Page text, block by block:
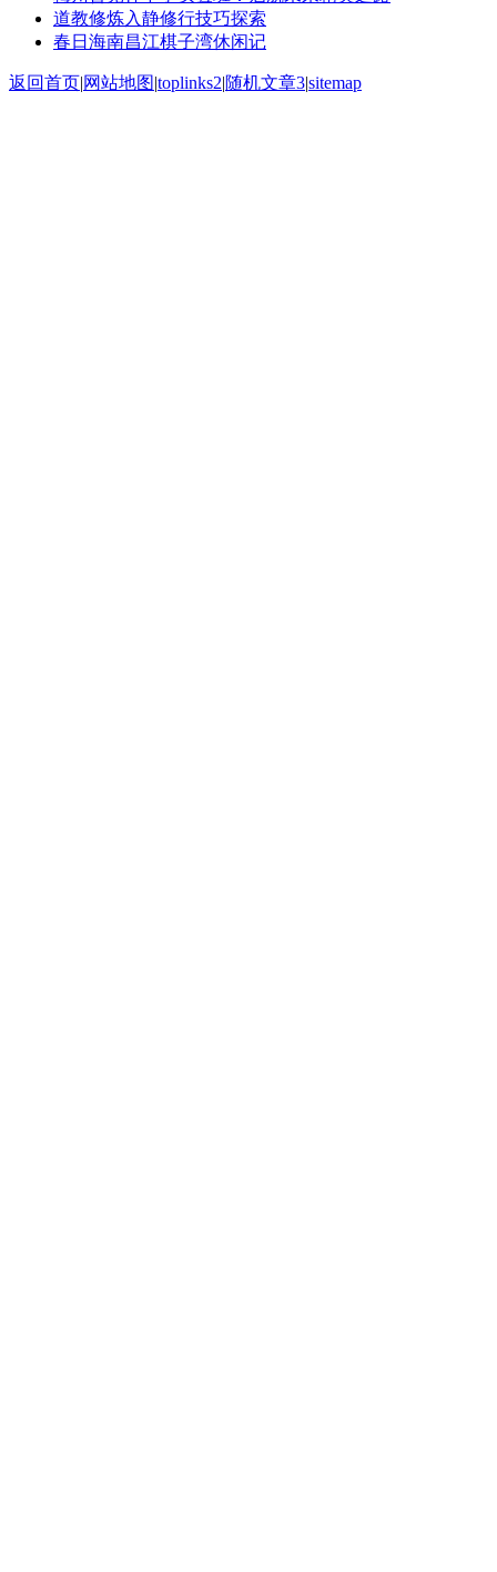
道教修炼入静修行技巧探索
春日海南昌江棋子湾休闲记
返回首页|网站地图|toplinks2|随机文章3|sitemap